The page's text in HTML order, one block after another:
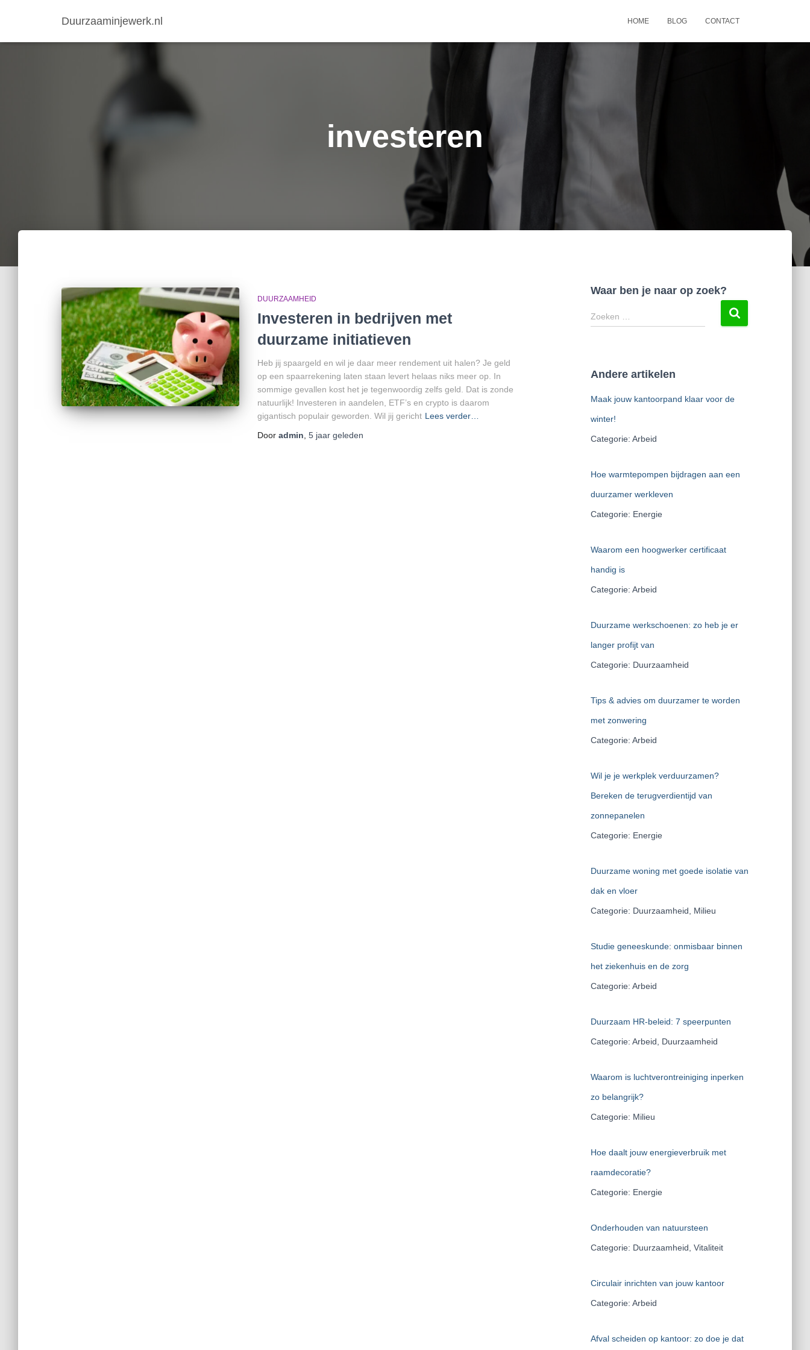
Duurzaaminjewerk.nl HOME BLOG CONTACT
investeren
DUURZAAMHEID
Investeren in bedrijven met
duurzame initiatieven
Heb jij spaargeld en wil je daar meer rendement uit halen? Je geld
op een spaarrekening laten staan levert helaas niks meer op. In
sommige gevallen kost het je tegenwoordig zelfs geld. Dat is zonde
natuurlijk! Investeren in aandelen, ETF’s en crypto is daarom
gigantisch populair geworden. Wil jij gericht Lees verder…
Door admin 5 jaar geleden
Waar ben je naar op zoek?
Z
o
n
a
a
:
Zoeken …
Andere artikelen
Maak jouw kantoorpand klaar voor de
winter!
Categorie: Arbeid
Hoe warmtepompen bijdragen aan een
duurzamer werkleven
Categorie: Energie
Waarom een hoogwerker certificaat
handig is
Categorie: Arbeid
Duurzame werkschoenen: zo heb je er
langer profijt van
Categorie: Duurzaamheid
Tips & advies om duurzamer te worden
met zonwering
Categorie: Arbeid
Wil je je werkplek verduurzamen?
Bereken de terugverdientijd van
zonnepanelen
Categorie: Energie
Duurzame woning met goede isolatie van
dak en vloer
Categorie: Duurzaamheid, Milieu
Studie geneeskunde: onmisbaar binnen
het ziekenhuis en de zorg
Categorie: Arbeid
Duurzaam HR-beleid: 7 speerpunten
Categorie: Arbeid, Duurzaamheid
Waarom is luchtverontreiniging inperken
zo belangrijk?
Categorie: Milieu
Hoe daalt jouw energieverbruik met
raamdecoratie?
Categorie: Energie
Onderhouden van natuursteen
Categorie: Duurzaamheid, Vitaliteit
Circulair inrichten van jouw kantoor
Categorie: Arbeid
Afval scheiden op kantoor: zo doe je dat